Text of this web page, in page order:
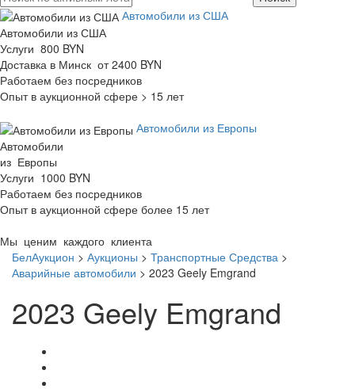
Автомобили из США
Автомобили из США
Услуги 800 BYN
Доставка в Минск от 2400 BYN
Работаем без посредников
Опыт в аукционной сфере > 15 лет
Автомобили из Европы
Автомобили
из Европы
Услуги 1000 BYN
Работаем без посредников
Опыт в аукционной сфере более 15 лет
Мы ценим каждого клиента
БелАукцион > Аукционы > Транспортные Средства >
Аварийные автомобили > 2023 Geely Emgrand
2023 Geely Emgrand